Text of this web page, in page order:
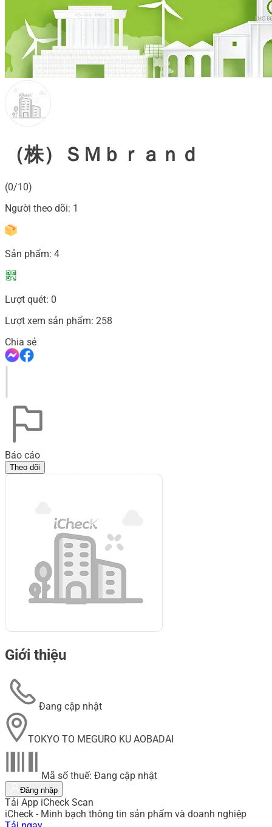
（株）ＳＭｂｒａｎｄ
(0/10)
Người theo dõi: 1
Sản phẩm: 4
Lượt quét: 0
Lượt xem sản phẩm: 258
Chia sẻ
Báo cáo
Theo dõi
Giới thiệu
Đang cập nhật
TOKYO TO MEGURO KU AOBADAI
Mã số thuế: Đang cập nhật
Đăng nhập
Tải App iCheck Scan
iCheck - Minh bạch thông tin sản phẩm và doanh nghiệp